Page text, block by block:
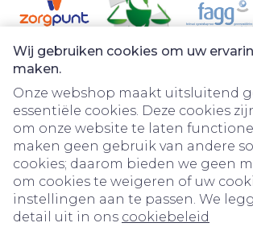
Wij gebruiken cookies om uw
maken.
Onze webshop maakt uitsluitend
essentiële cookies. Deze cookies
om onze website te laten
maken geen gebruik van andere
cookies; daarom bieden we geen
om cookies te weigeren of uw
instellingen aan te passen. We
detail uit in ons cookiebeleid
Juridische links